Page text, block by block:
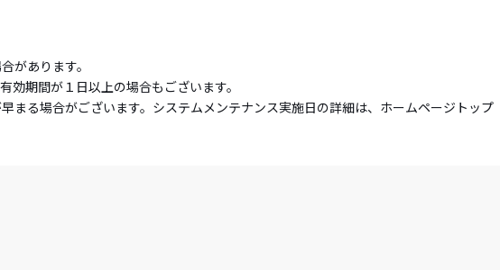
があります。
期間が１日以上の場合もございます。
まる場合がございます。システムメンテナンス実施日の詳細は、ホームページトップ